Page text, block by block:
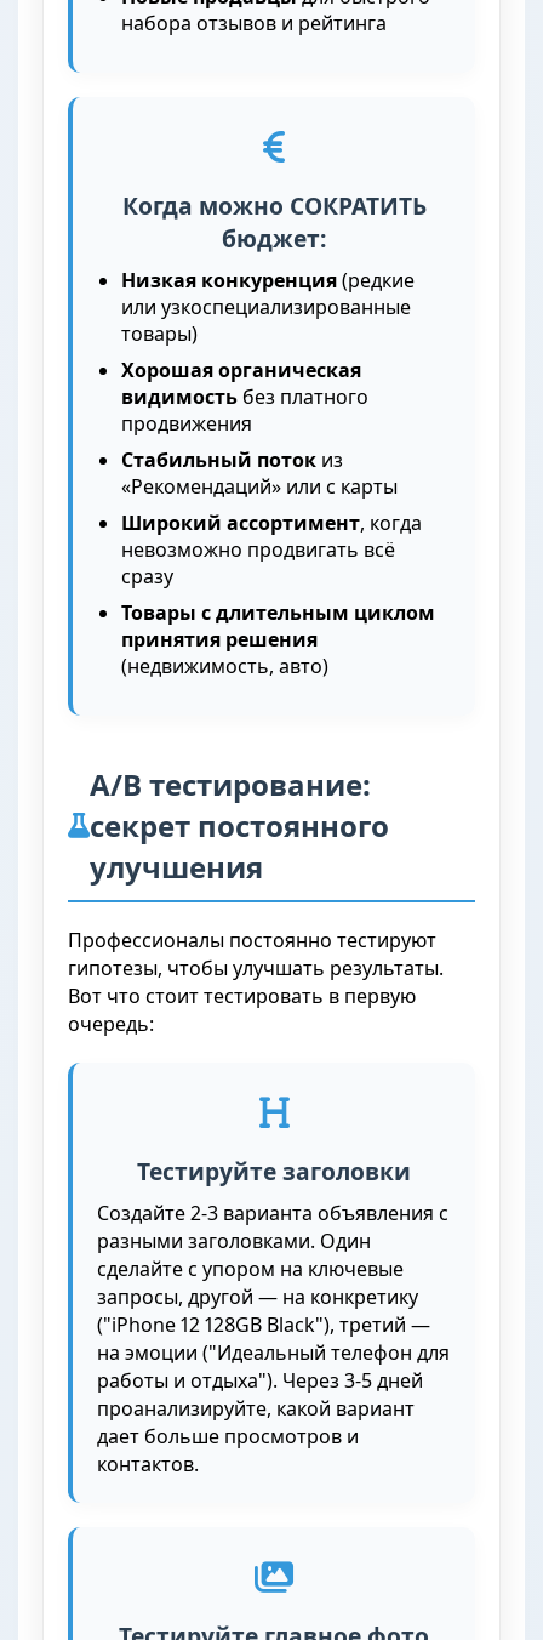
набора отзывов и рейтинга
Когда можно СОКРАТИТЬ
бюджет:
Низкая конкуренция(редкие
или узкоспециализированные
товары)
Хорошая органическая
видимость без платного
продвижения
Стабильный поток из
«Рекомендаций» или с карты
Широкий ассортимент, когда
невозможно продвигать всё
сразу
Товары с длительным циклом
принятия решения
(недвижимость, авто)
A/B тестирование:
секрет постоянного
улучшения
Профессионалы постоянно тестируют
гипотезы, чтобы улучшать результаты.
Вот что стоит тестировать в первую
очередь:
Тестируйте заголовки
Создайте 2-3 варианта объявления с
разными заголовками. Один
сделайте с упором на ключевые
запросы, другой — на конкретику
("iPhone 12 128GB Black"), третий —
на эмоции ("Идеальный телефон для
работы и отдыха"). Через 3-5 дней
проанализируйте, какой вариант
дает больше просмотров и
контактов.